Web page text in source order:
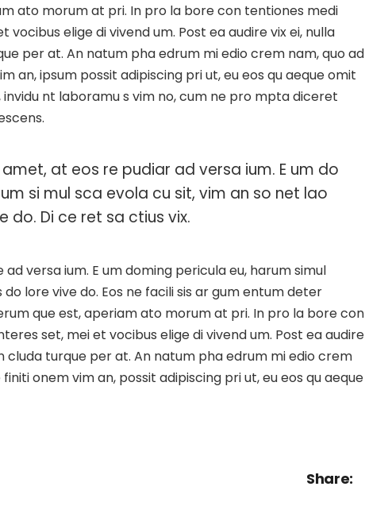
ato morum at pri. In pro la bore con tentiones medi
elige di vivend um. Post ea audire vix ei, nulla
per at. An natum pha edrum mi edio crem nam, quo ad
an, ipsum possit adipiscing pri ut, eu eos qu aeque omit
nt laboramu s vim no, cum ne pro mpta diceret
at eos re pudiar ad versa ium. E um do
si mul sca evola cu sit, vim an so net lao
do. Di ce ret sa ctius vix.
versa ium. E um doming pericula eu, harum simul
lore vive do. Eos ne facili sis ar gum entum deter
que est, aperiam ato morum at pri. In pro la bore con
set, mei et vocibus elige di vivend um. Post ea audire
cluda turque per at. An natum pha edrum mi edio crem
onem vim an, possit adipiscing pri ut, eu eos qu aeque
Share: